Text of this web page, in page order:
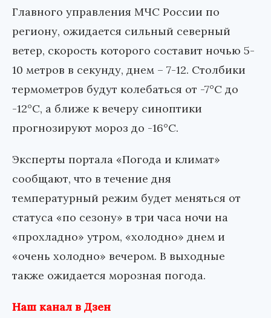
Главного управления МЧС России по
региону, ожидается сильный северный
ветер, скорость которого составит ночью 5-
10 метров в секунду, днем – 7-12. Столбики
термометров будут колебаться от -7°С до
-12°С, а ближе к вечеру синоптики
прогнозируют мороз до -16°С.
Эксперты портала «Погода и климат»
сообщают, что в течение дня
температурный режим будет меняться от
статуса «по сезону» в три часа ночи на
«прохладно» утром, «холодно» днем и
«очень холодно» вечером. В выходные
также ожидается морозная погода.
Наш канал в Дзен